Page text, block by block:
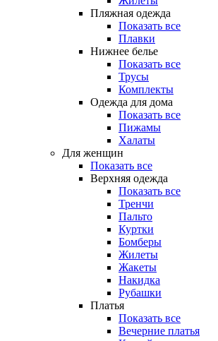
Пляжная одежда
Показать все
Плавки
Нижнее белье
Показать все
Трусы
Комплекты
Одежда для дома
Показать все
Пижамы
Халаты
Для женщин
Показать все
Верхняя одежда
Показать все
Тренчи
Пальто
Куртки
Бомберы
Жилеты
Жакеты
Накидка
Рубашки
Платья
Показать все
Вечерние платья